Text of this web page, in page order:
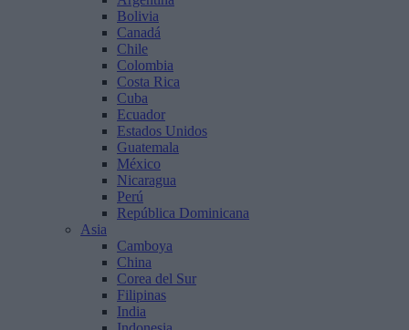
Bolivia
Canadá
Chile
Colombia
Costa Rica
Cuba
Ecuador
Estados Unidos
Guatemala
México
Nicaragua
Perú
República Dominicana
Asia
Camboya
China
Corea del Sur
Filipinas
India